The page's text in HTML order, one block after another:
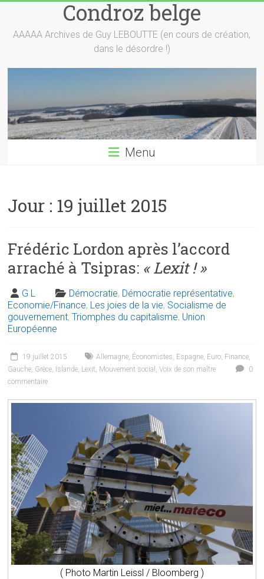
content
Condroz belge
AAAAA Archives de Guy LEBOUTTE (en cours de création,
dans le désordre !)
Menu
Jour : 19 juillet 2015
Frédéric Lordon après l’accord
arraché à Tsipras: « Lexit ! »
G L Démocratie, Démocratie représentative,
Economie/Finance, Les joies de la vie, Socialisme de
gouvernement,Triomphes du capitalisme, Union
Européenne
19 juillet 2015 Allemagne, Économistes, Espagne, Euro, Finance,
Gauche, Grèce, Islande, Lexit, Mouvement social ,Voix de son maître
0
commentaire
( Photo Martin Leissl / Bloomberg )